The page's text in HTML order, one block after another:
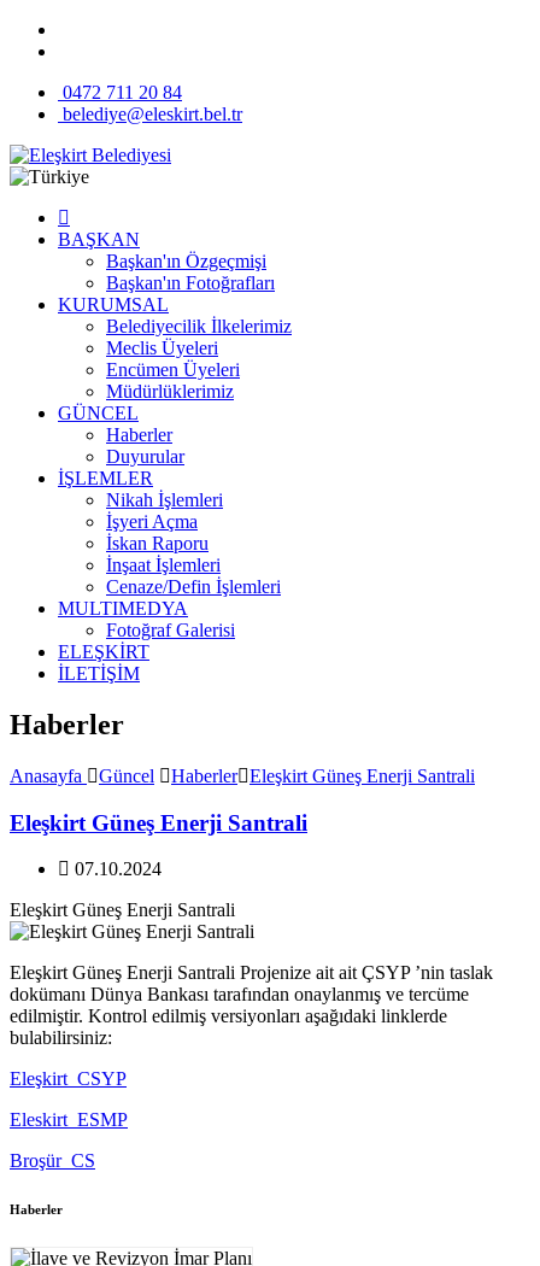
0472 711 20 84
belediye@eleskirt.bel.tr
BAŞKAN
Başkan'ın Özgeçmişi
Başkan'ın Fotoğrafları
KURUMSAL
Belediyecilik İlkelerimiz
Meclis Üyeleri
Encümen Üyeleri
Müdürlüklerimiz
GÜNCEL
Haberler
Duyurular
İŞLEMLER
Nikah İşlemleri
İşyeri Açma
İskan Raporu
İnşaat İşlemleri
Cenaze/Defin İşlemleri
MULTIMEDYA
Fotoğraf Galerisi
ELEŞKİRT
İLETİŞİM
Haberler
Anasayfa Güncel Haberler Eleşkirt Güneş Enerji Santrali
Eleşkirt Güneş Enerji Santrali
07.10.2024
Eleşkirt Güneş Enerji Santrali
Eleşkirt Güneş Enerji Santrali Projenize ait ait ÇSYP ’nin taslak
dokümanı Dünya Bankası tarafından onaylanmış ve tercüme
edilmiştir. Kontrol edilmiş versiyonları aşağıdaki linklerde
bulabilirsiniz:
Eleşkirt_CSYP
Eleskirt_ESMP
Broşür_CS
Haberler